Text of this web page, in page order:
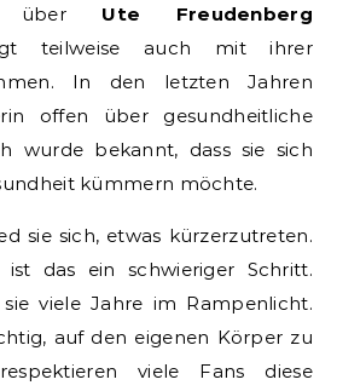
über Ute Freudenberg
teilweise auch mit ihrer
In den letzten Jahren
offen über gesundheitliche
wurde bekannt, dass sie sich
kümmern möchte.
sie sich, etwas kürzerzutreten.
das ein schwieriger Schritt.
viele Jahre im Rampenlicht.
auf den eigenen Körper zu
viele Fans diese